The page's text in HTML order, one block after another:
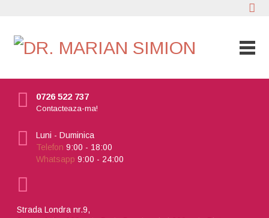
0726 522 737
Contacteaza-ma!
Luni - Duminica
Telefon 9:00 - 18:00
Whatsapp 9:00 - 24:00
Strada Londra nr.9,